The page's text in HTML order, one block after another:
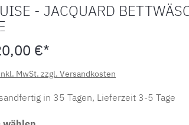
- JACQUARD
€*
MwSt. zzgl. Versandkosten
in 35 Tagen, Lieferzeit 3-5 Tage